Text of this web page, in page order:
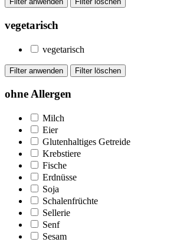
vegetarisch
vegetarisch
ohne Allergen
Milch
Eier
Glutenhaltiges Getreide
Krebstiere
Fische
Erdnüsse
Soja
Schalenfrüchte
Sellerie
Senf
Sesam